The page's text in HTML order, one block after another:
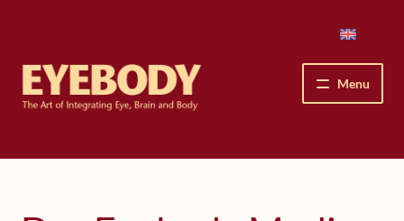
navigation
content
Menu
How We See